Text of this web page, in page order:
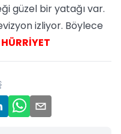
güzel bir yatağı var.
izliyor. Böylece
HÜRRİYET